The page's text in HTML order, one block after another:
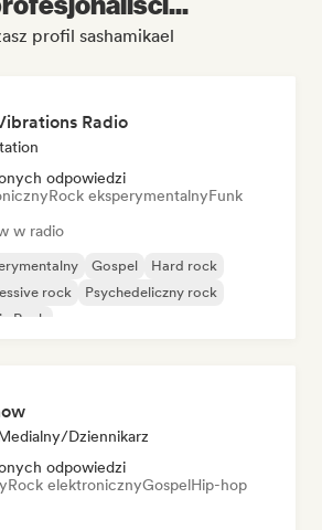
profil sashamikael
Radio
odpowiedzi
Rock eksperymentalnyFunk
w radio
Gospel
Hard rock
rock
Psychedeliczny rock
Rock
Dziennikarz
odpowiedzi
Rock elektronicznyGospelHip-hop